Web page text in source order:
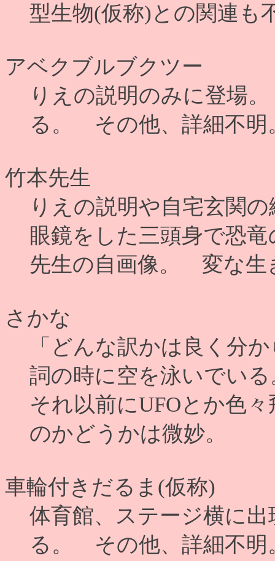
型生物(仮称)との関連も
アベクブルブクツー
りえの説明のみに登場
る。 その他、詳細不明
竹本先生
りえの説明や自宅玄関
眼鏡をした三頭身で恐
先生の自画像。 変な生
さかな
「どんな訳かは良く分
詞の時に空を泳いでいる
それ以前にUFOとか色
のかどうかは微妙。
車輪付きだるま(仮称)
体育館、ステージ横に
る。 その他、詳細不明